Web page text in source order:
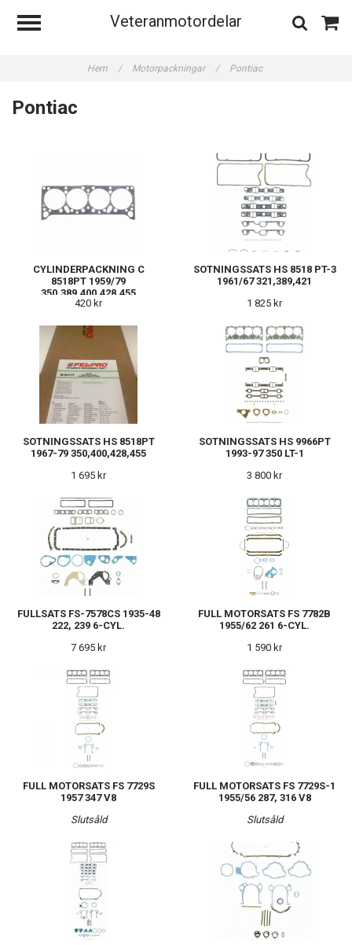
Veteranmotordelar
Hem / Motorpackningar / Pontiac
Pontiac
CYLINDERPACKNING C
8518PT 1959/79
350,389,400,428,455
420 kr
SOTNINGSSATS HS 8518 PT-3
1961/67 321,389,421
1 825 kr
SOTNINGSSATS HS 8518PT
1967-79 350,400,428,455
1 695 kr
SOTNINGSSATS HS 9966PT
1993-97 350 LT-1
3 800 kr
FULLSATS FS-7578CS 1935-48
222, 239 6-CYL.
7 695 kr
FULL MOTORSATS FS 7782B
1955/62 261 6-CYL.
1 590 kr
FULL MOTORSATS FS 7729S
1957 347 V8
Slutsåld
FULL MOTORSATS FS 7729S-1
1955/56 287, 316 V8
Slutsåld